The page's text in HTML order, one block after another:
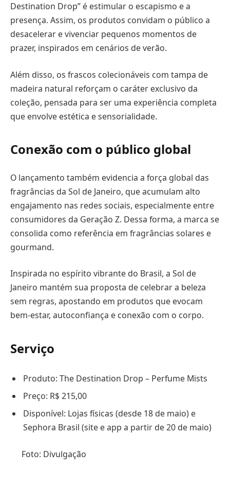
Destination Drop” é estimular o escapismo e a
presença. Assim, os produtos convidam o público a
desacelerar e vivenciar pequenos momentos de
prazer, inspirados em cenários de verão.
Além disso, os frascos colecionáveis com tampa de
madeira natural reforçam o caráter exclusivo da
coleção, pensada para ser uma experiência completa
que envolve estética e sensorialidade.
Conexão com o público global
O lançamento também evidencia a força global das
fragrâncias da Sol de Janeiro, que acumulam alto
engajamento nas redes sociais, especialmente entre
consumidores da Geração Z. Dessa forma, a marca se
consolida como referência em fragrâncias solares e
gourmand.
Inspirada no espírito vibrante do Brasil, a Sol de
Janeiro mantém sua proposta de celebrar a beleza
sem regras, apostando em produtos que evocam
bem-estar, autoconfiança e conexão com o corpo.
Serviço
Produto: The Destination Drop – Perfume Mists
Preço: R$ 215,00
Disponível: Lojas físicas (desde 18 de maio) e
Sephora Brasil (site e app a partir de 20 de maio)
Foto: Divulgação